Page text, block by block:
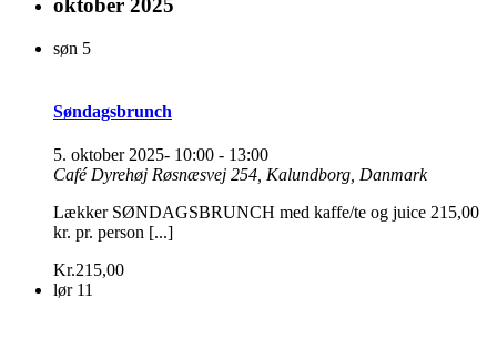
oktober 2025
søn 5
Søndagsbrunch
5. oktober 2025- 10:00 - 13:00
Café Dyrehøj Røsnæsvej 254, Kalundborg, Danmark
Lækker SØNDAGSBRUNCH med kaffe/te og juice 215,00
kr. pr. person [...]
Kr.215,00
lør 11